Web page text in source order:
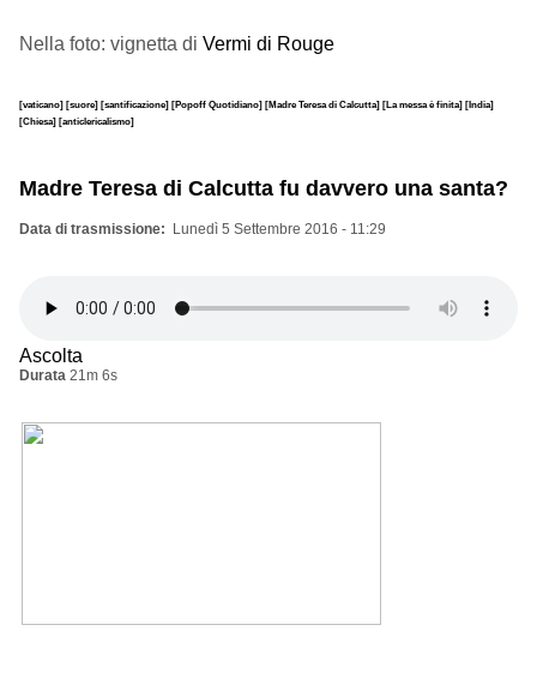
Nella foto: vignetta di Vermi di Rouge
[vaticano] [suore] [santificazione] [Popoff Quotidiano] [Madre Teresa di Calcutta] [La messa è finita] [India]
[Chiesa] [anticlericalismo]
Madre Teresa di Calcutta fu davvero una santa?
Data di trasmissione Lunedì 5 Settembre 2016 - 11:29
Ascolta
Durata 21m 6s